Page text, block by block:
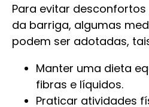
Para evitar
da barriga, algumas
podem ser adotadas,
Manter uma dieta
fibras e líquidos.
Praticar atividades